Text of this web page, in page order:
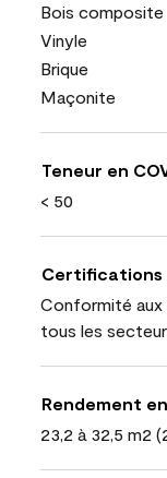
Bois composite
Vinyle
Brique
Maçonite
Teneur en
< 50
Certifications
Conformité aux
tous les
Rendement
23,2 à 32,5 m2